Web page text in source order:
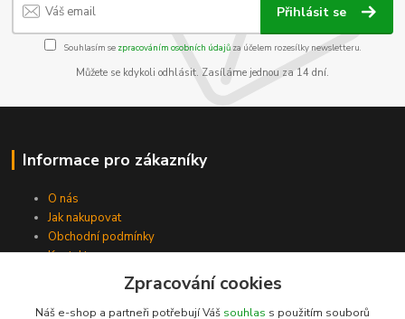
Přihlásit se
Souhlasím se zpracováním osobních údajůza účelem rozesílky newsletteru.
Můžete se kdykoli odhlásit. Zasíláme jednou za 14 dní.
Informace pro zákazníky
O nás
Jak nakupovat
Obchodní podmínky
Kontakty
Zpracování cookies
Náš e-shop a partneři potřebují Váš souhlas s použitím souborů